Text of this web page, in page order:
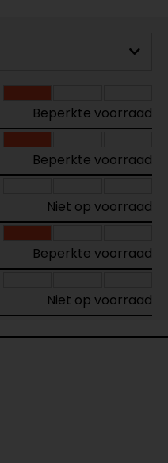
Beperkte voorraad
Beperkte voorraad
Niet op voorraad
Beperkte voorraad
Niet op voorraad